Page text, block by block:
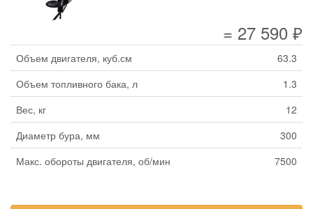
= 27 590 ₽
Объем двигателя, куб.см
63.3
Объем топливного бака, л
1.3
Вес, кг
12
Диаметр бура, мм
300
Макс. обороты двигателя, об/мин
7500